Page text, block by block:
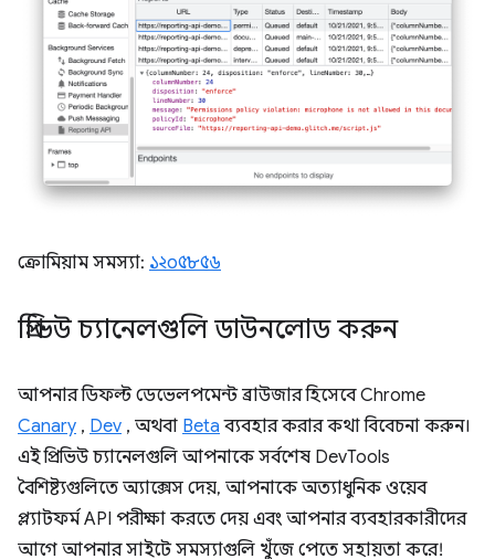
ক্রোমিয়াম সমস্যা: ১২০৫৮৫৬
প্রিভিউ চ্যানেলগুলি ডাউনলোড করুন
আপনার ডিফল্ট ডেভেলপমেন্ট ব্রাউজার হিসেবে Chrome
Canary , Dev , অথবা Beta ব্যবহার করার কথা বিবেচনা করুন।
এই প্রিভিউ চ্যানেলগুলি আপনাকে সর্বশেষ DevTools
বৈশিষ্ট্যগুলিতে অ্যাক্সেস দেয়, আপনাকে অত্যাধুনিক ওয়েব
প্ল্যাটফর্ম API পরীক্ষা করতে দেয় এবং আপনার ব্যবহারকারীদের
আগে আপনার সাইটে সমস্যাগুলি খুঁজে পেতে সহায়তা করে!